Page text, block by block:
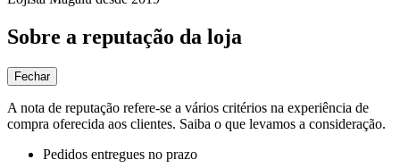
Sobre a reputação da loja
Fechar
A nota de reputação refere-se a vários critérios na experiência de
compra oferecida aos clientes. Saiba o que levamos a consideração.
Pedidos entregues no prazo